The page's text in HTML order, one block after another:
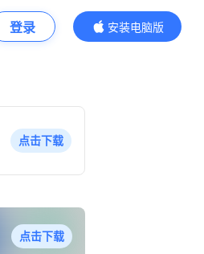
登录
安装电脑版
内容更精彩
点击下载
点击下载